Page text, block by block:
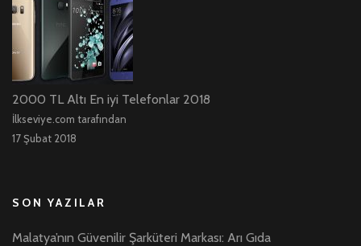
2000 TL Altı En iyi Telefonlar 2018
İlkseviye.com tarafından
17 Şubat 2018
SON YAZILAR
Malatya’nın Güvenilir Şarküteri Markası: Arı Gıda